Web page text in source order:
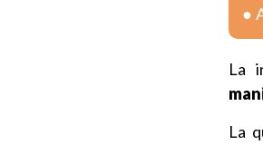
La
La